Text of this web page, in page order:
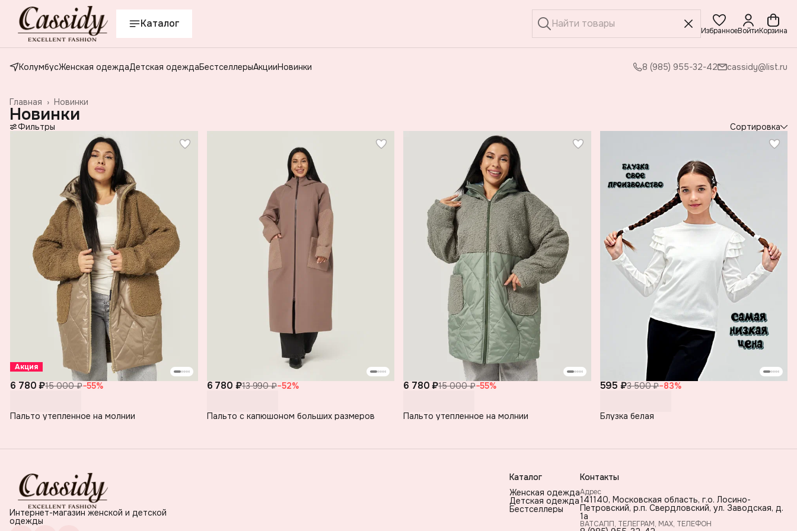
Каталог
ИзбранноеВойтиКорзина
КолумбусЖенская одеждаДетская одеждаБестселлерыАкцииНовинки 8 (985) 955-32-42 cassidy@list.ru
Новинки
Главная ›
Новинки
Фильтры Сортировка
Акция
6 780 ₽15 000 ₽−55%
Пальто утепленное на молнии
6 780 ₽13 990 ₽−52%
Пальто с капюшоном больших размеров
6 780 ₽15 000 ₽−55%
Пальто утепленное на молнии
595 ₽3 500 ₽−83%
Блузка белая
Интернет-магазин женской и детской
одежды
Каталог
Женская одежда
Детская одежда
Бестселлеры
Контакты
Адрес
141140, Московская область, г.о. Лосино-
Петровский, р.п. Свердловский, ул. Заводская, д.
1а
ВАТСАПП, ТЕЛЕГРАМ, МАХ, ТЕЛЕФОН